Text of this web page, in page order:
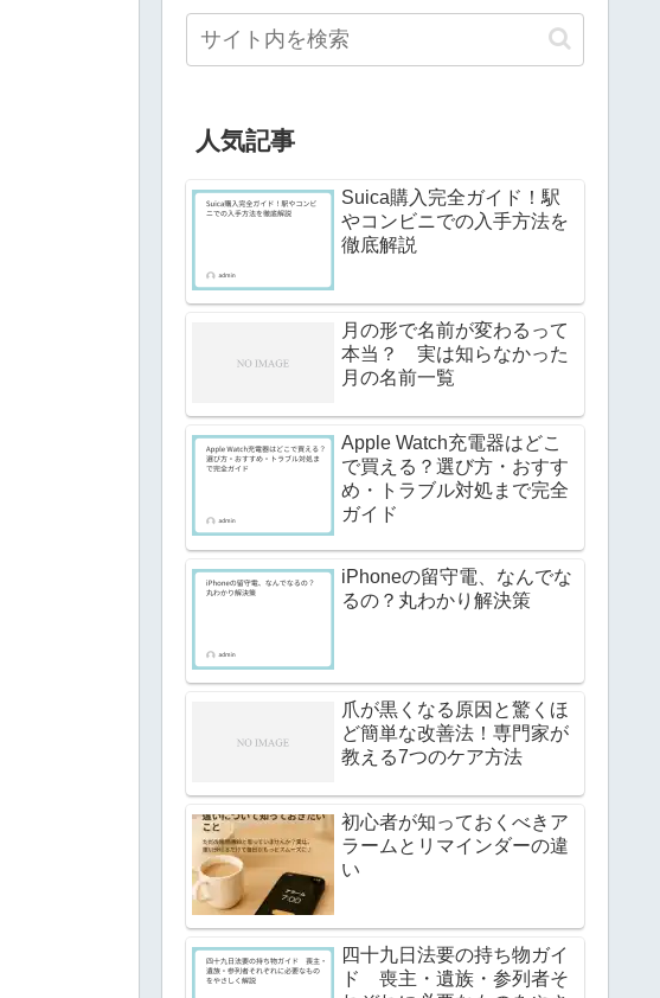
人気記事
Suica購入完全ガイド！駅
やコンビニでの入手方法を
徹底解説
月の形で名前が変わるって
本当？ 実は知らなかった
月の名前一覧
Apple Watch充電器はどこ
で買える？選び方・おすす
め・トラブル対処まで完全
ガイド
iPhoneの留守電、なんでな
るの？丸わかり解決策
爪が黒くなる原因と驚くほ
ど簡単な改善法！専門家が
教える7つのケア方法
初心者が知っておくべきア
ラームとリマインダーの違
い
四十九日法要の持ち物ガイ
ド 喪主・遺族・参列者そ